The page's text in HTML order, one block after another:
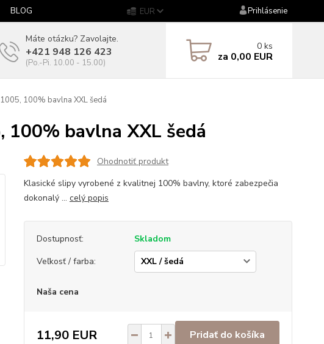
BLOG EUR Prihlásenie
Máte otázku? Zavolajte.
+421 948 126 423
(Po.-Pi. 10.00 - 15.00)
0 ks
za 0,00 EUR
100% bavlna XXL šedá
100% bavlna XXL šedá
Ohodnotiť produkt
Klasické slipy vyrobené z kvalitnej 100% bavlny, ktoré zabezpečia
dokonalý ... celý popis
Dostupnosť:
Skladom
Veľkosť / farba:
Naša cena
11,90 EUR Pridať do košíka